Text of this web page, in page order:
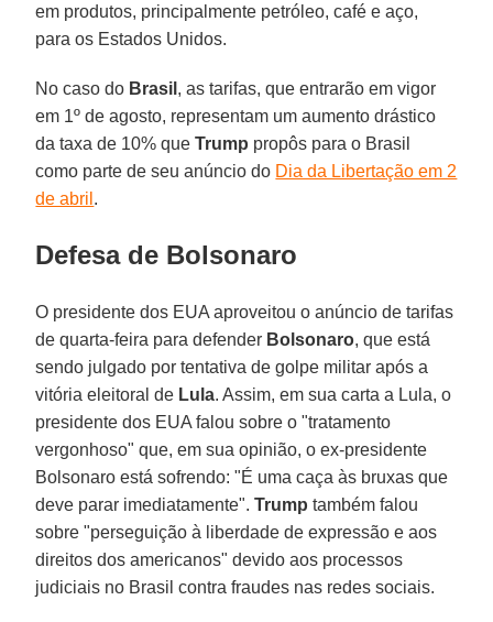
em produtos, principalmente petróleo, café e aço,
para os Estados Unidos.
No caso do Brasil , as tarifas, que entrarão em vigor
em 1º de agosto, representam um aumento drástico
da taxa de 10% queTrump propôs para o Brasil
como parte de seu anúncio do Dia da Libertação em 2
de abril .
Defesa de Bolsonaro
O presidente dos EUA aproveitou o anúncio de tarifas
de quarta-feira para defender Bolsonaro, que está
sendo julgado por tentativa de golpe militar após a
vitória eleitoral de Lula. Assim, em sua carta a Lula, o
presidente dos EUA falou sobre o "tratamento
vergonhoso" que, em sua opinião, o ex-presidente
Bolsonaro está sofrendo: "É uma caça às bruxas que
deve parar imediatamente".Trump também falou
sobre "perseguição à liberdade de expressão e aos
direitos dos americanos" devido aos processos
judiciais no Brasil contra fraudes nas redes sociais.